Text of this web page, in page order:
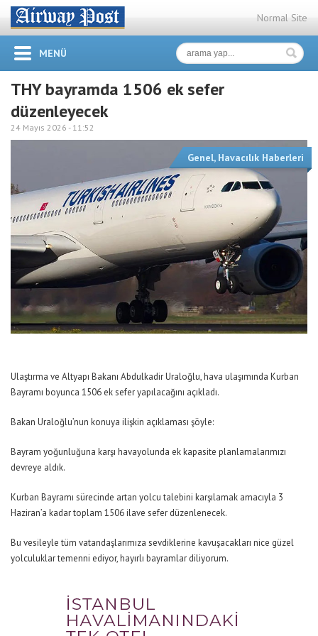
Normal Site
MENÜ
THY bayramda 1506 ek sefer
düzenleyecek
24 Mayıs 2026 - 11:52
Genel, Havacılık Haberleri
Ulaştırma ve Altyapı Bakanı Abdulkadir Uraloğlu, hava ulaşımında Kurban
Bayramı boyunca 1506 ek sefer yapılacağını açıkladı.
Bakan Uraloğlu’nun konuya ilişkin açıklaması şöyle:
Bayram yoğunluğuna karşı havayolunda ek kapasite planlamalarımızı
devreye aldık.
Kurban Bayramı sürecinde artan yolcu talebini karşılamak amacıyla 3
Haziran’a kadar toplam 1506 ilave sefer düzenlenecek.
Bu vesileyle tüm vatandaşlarımıza sevdiklerine kavuşacakları nice güzel
yolculuklar temenni ediyor, hayırlı bayramlar diliyorum.